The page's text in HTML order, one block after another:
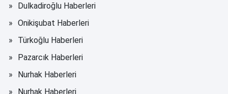
Dulkadiroğlu Haberleri
Onikişubat Haberleri
Türkoğlu Haberleri
Pazarcık Haberleri
Nurhak Haberleri
Nurhak Haberleri